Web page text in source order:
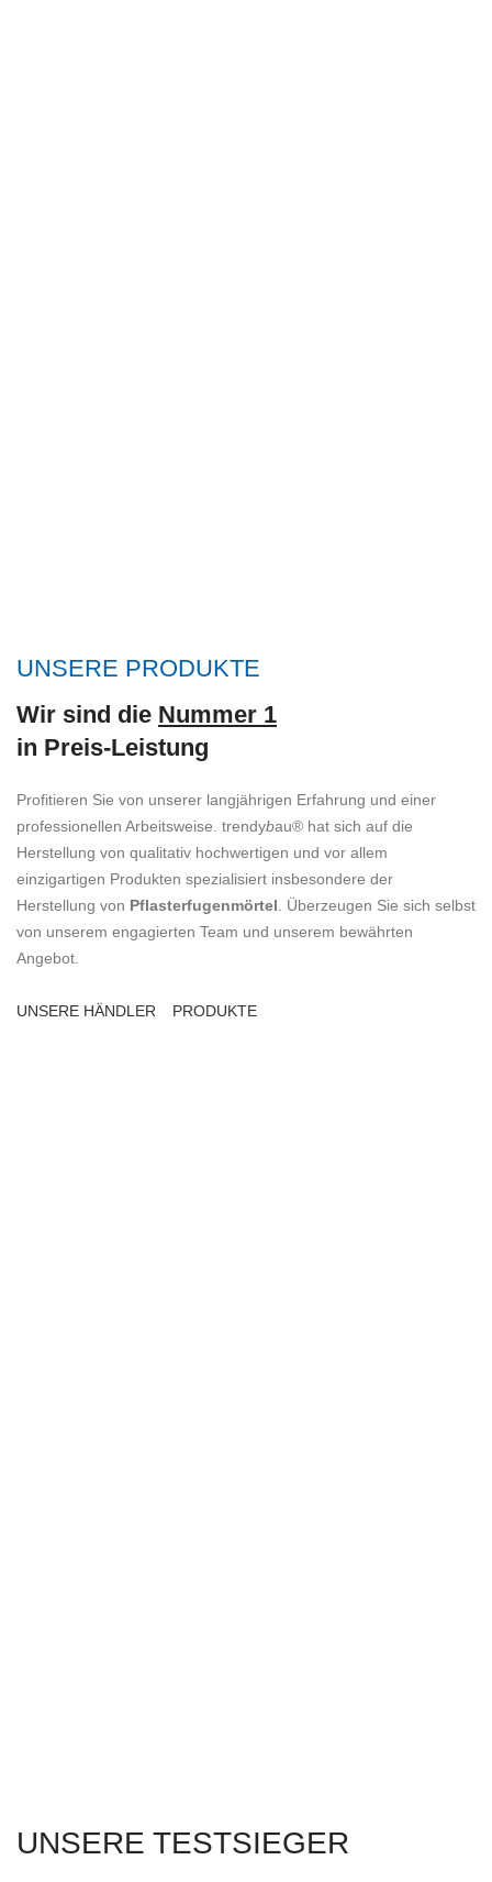
UNSERE PRODUKTE
Wir sind die Nummer 1
in Preis-Leistung
Profitieren Sie von unserer langjährigen Erfahrung und einer
professionellen Arbeitsweise. trendybau® hat sich auf die
Herstellung von qualitativ hochwertigen und vor allem
einzigartigen Produkten spezialisiert insbesondere der
Herstellung von Pflasterfugenmörtel . Überzeugen Sie sich selbst
von unserem engagierten Team und unserem bewährten
Angebot.
UNSERE HÄNDLER PRODUKTE
UNSERE TESTSIEGER